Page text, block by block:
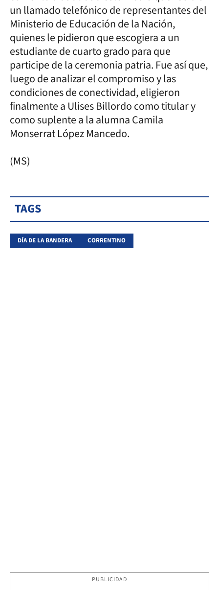
un llamado telefónico de representantes del
Ministerio de Educación de la Nación,
quienes le pidieron que escogiera a un
estudiante de cuarto grado para que
participe de la ceremonia patria. Fue así que,
luego de analizar el compromiso y las
condiciones de conectividad, eligieron
finalmente a Ulises Billordo como titular y
como suplente a la alumna Camila
Monserrat López Mancedo.
(MS)
TAGS
DÍA DE LA BANDERA CORRENTINO
PUBLICIDAD